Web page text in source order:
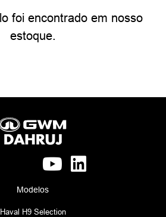
foi encontrado em nosso
estoque.
Modelos
Haval H9 Selection